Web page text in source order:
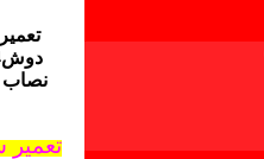
دوش88042174 تعمیر وان
نصاب
تعمیر سونا بخار